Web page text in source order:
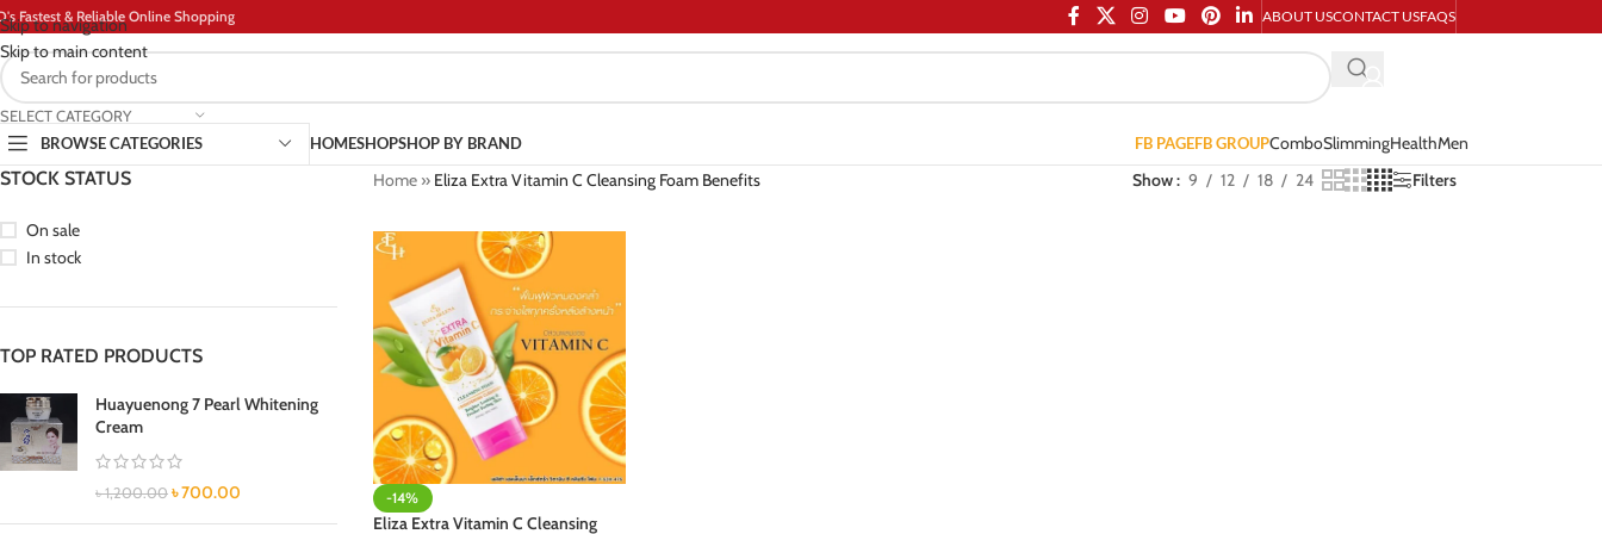
Skip to navigation
Skip to main content
Fastest & Reliable Online Shopping ABOUT USCONTACT USFAQS
SELECT CATEGORY
BROWSE CATEGORIES
HOMESHOPSHOP BY BRAND FB PAGEFB GROUPComboSlimmingHealthMen
STOCK STATUS
On sale
In stock
TOP RATED PRODUCTS
Huayuenong 7 Pearl Whitening
Cream
৳1,200.00 ৳700.00
Home» Eliza Extra Vitamin C Cleansing Foam Benefits Show 9 12 18 24 Filters
-14%
Eliza Extra Vitamin C Cleansing